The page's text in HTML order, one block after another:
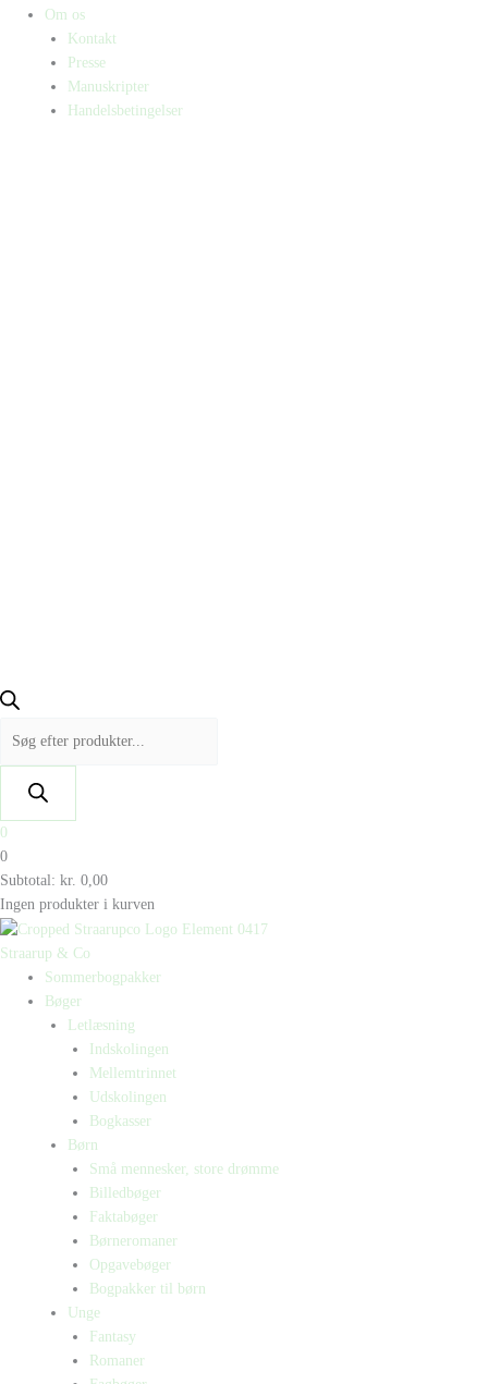
Om os
Kontakt
Presse
Manuskripter
Handelsbetingelser
0
0
Subtotal: kr. 0,00
Ingen produkter i kurven
Straarup & Co
Sommerbogpakker
Bøger
Letlæsning
Indskolingen
Mellemtrinnet
Udskolingen
Bogkasser
Børn
Små mennesker, store drømme
Billedbøger
Faktabøger
Børneromaner
Opgavebøger
Bogpakker til børn
Unge
Fantasy
Romaner